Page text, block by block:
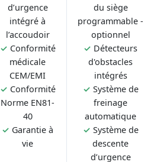
d’urgence
intégré à
l’accoudoir
✓ Conformité
médicale
CEM/EMI
✓ Conformité
Norme EN81-
40
✓ Garantie à
vie
du siège
programmable -
optionnel
✓ Détecteurs
d'obstacles
intégrés
✓ Système de
freinage
automatique
✓ Système de
descente
d’urgence